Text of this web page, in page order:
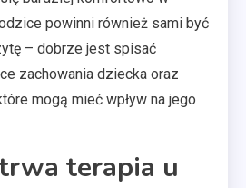
powinni również sami być
– dobrze jest spisać
zachowania dziecka oraz
mogą mieć wpływ na jego
terapia u